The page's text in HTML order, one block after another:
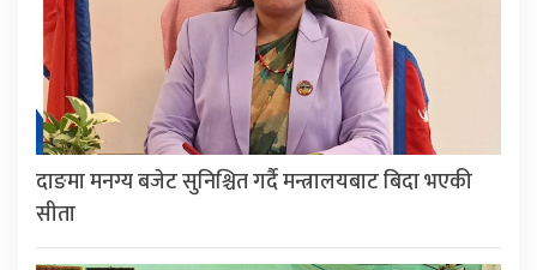
दाङमा मनग्य बजेट सुनिश्चित गर्दै मन्त्रालयबाट बिदा भएकी
सीता